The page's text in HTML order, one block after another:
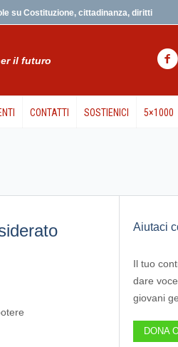
su Costituzione, cittadinanza, diritti
il futuro
CONTATTI SOSTIENICI 5×1000
Aiutaci
Il tuo
dare
giovani
DONA